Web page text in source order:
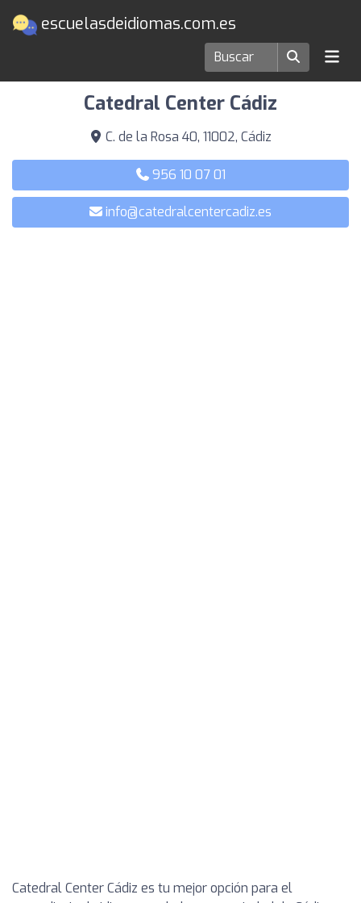
escuelasdeidiomas.com.es
Escuelas de idiomas en Cádiz
Catedral Center Cádiz
C. de la Rosa 40, 11002, Cádiz
956 10 07 01
info@catedralcentercadiz.es
Catedral Center Cádiz es tu mejor opción para el